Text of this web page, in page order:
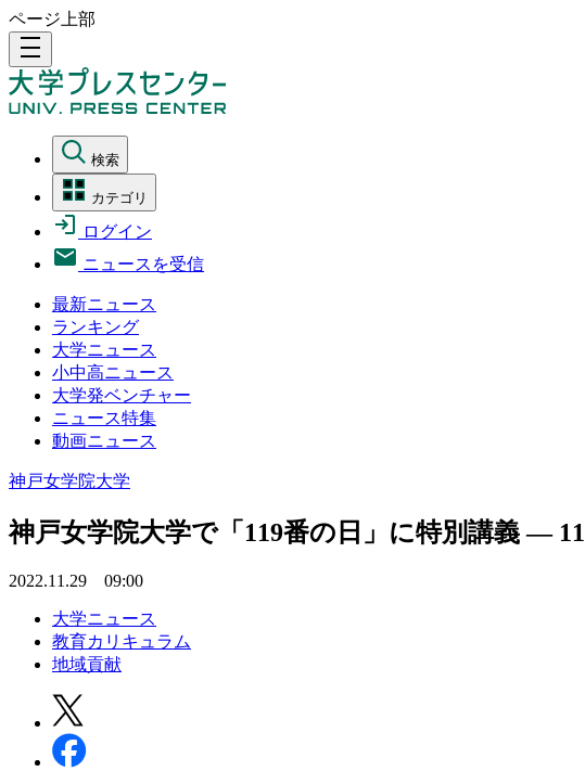
ページ上部
density_medium
検索
カテゴリ
ログイン
ニュースを受信
最新ニュース
ランキング
大学ニュース
小中高ニュース
大学発ベンチャー
ニュース特集
動画ニュース
神戸女学院大学
神戸女学院大学で「119番の日」に特別講義 —
2022.11.29 09:00
大学ニュース
教育カリキュラム
地域貢献